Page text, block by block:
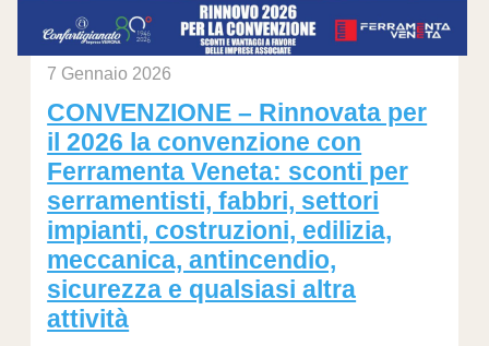
7 Gennaio 2026
CONVENZIONE – Rinnovata per
il 2026 la convenzione con
Ferramenta Veneta: sconti per
serramentisti, fabbri, settori
impianti, costruzioni, edilizia,
meccanica, antincendio,
sicurezza e qualsiasi altra
attività